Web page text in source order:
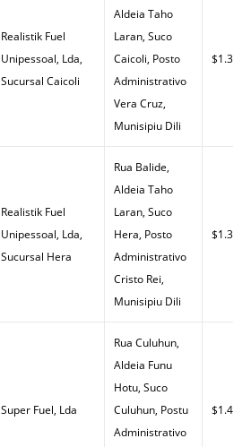
Realistik Fuel
Unipessoal, Lda,
Sucursal Caicoli
Aldeia Taho
Laran, Suco
Caicoli, Posto
Administrativo
Vera Cruz,
Munisipiu Dili
$1.30
Realistik Fuel
Unipessoal, Lda,
Sucursal Hera
Rua Balide,
Aldeia Taho
Laran, Suco
Hera, Posto
Administrativo
Cristo Rei,
Munisipiu Dili
$1.30
Super Fuel, Lda
Rua Culuhun,
Aldeia Funu
Hotu, Suco
Culuhun, Postu
Administrativo
$1.42